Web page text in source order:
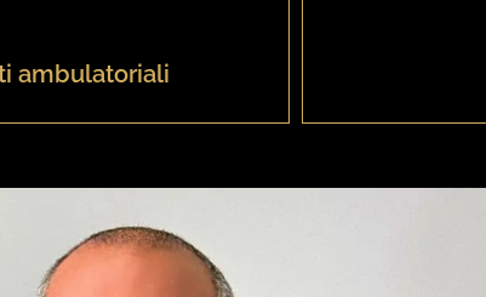
ambulatoriali